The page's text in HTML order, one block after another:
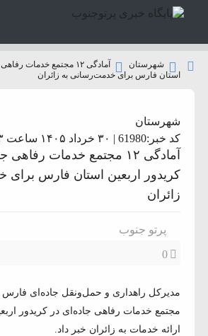
شهرستان
آمادگی ۱۲ مجتمع خدمات
استان فارس برای خدمت‌رسانی به زائران
شهرستان
کد خبر:61980 | ۳۰ خرداد ۱۴۰۵ ساعت ۱۶:۲۳
آمادگی ۱۲ مجتمع خدمات
کریدور اربعین استان فارس
زائران
پرتو جنوب
0
مجتمع خدمات رفاهی جاده‌ای در کریدور
ارائه خدمات به زائران خبر داد.